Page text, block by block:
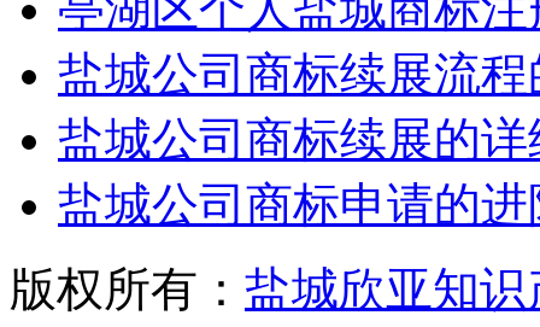
盐城公司商标续展流
盐城公司商标续展的
盐城公司商标申请的
版权所有： 盐城欣亚知